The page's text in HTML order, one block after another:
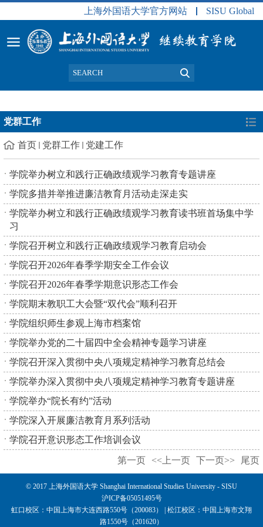
上海外国语大学官方网站 SISU Global
党群工作
首页 党群工作 党建工作
学院举办树立和践行正确政绩观学习教育专题讲座
学院多措并举推进廉洁教育月活动走深走实
学院举办树立和践行正确政绩观学习教育读书班首场集中学
习
学院召开树立和践行正确政绩观学习教育启动会
学院召开2026年春季学期安全工作会议
学院召开2026年春季学期意识形态工作会
学院期末教职工大会暨“双代会”顺利召开
学院组织师生参观上海市档案馆
学院举办党的二十届四中全会精神专题学习讲座
学院召开深入贯彻中央八项规定精神学习教育总结会
学院举办深入贯彻中央八项规定精神学习教育专题讲座
学院举办“院长有约”活动
学院深入开展廉洁教育月系列活动
学院召开意识形态工作培训会议
第一页 <<上一页 下一页>> 尾页
© 2017 上海外国语大学 Shanghai International Studies University - SISU
沪ICP备05051495号
虹口校区：中国上海市大连西路550号（200083） | 松江校区：中国上海市文翔
路1550号（201620）